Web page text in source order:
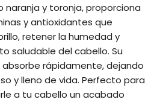
naranja y toronja, proporciona
y antioxidantes que
retener la humedad y
saludable del cabello. Su
rápidamente, dejando
y lleno de vida. Perfecto para
a tu cabello un acabado